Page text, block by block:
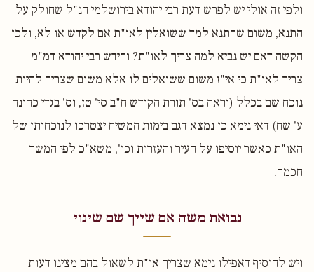
ולפי זה אולי יש לפרש דעת רבי יהודא בירושלמי הנ"ל שחולק על
התנא, משום שהתנא למד ששואלין לאו"ת אם לקדש או לא, ולכן
הקשה דאם יש נביא למה צריך לאו"ת? וחידש רבי יהודא דמ"מ
צריך לאו"ת כי אי"ז משום ששואלים לו אלא משום שצריך להיות
נוכח שם בכלל (וראה בס' תורת הקודש ח"ב סי' טז, וס' בגדי כהונה
ע' שח) דאי נימא כן נמצא דגם בימות המשיח יצטרכו לנוכחותן של
האו"ת כאשר יוסיפו על העיר והעזרות וכו', משא"כ לפי המשך
חכמה.
נבואת משה אם שייך שם שינוי
ויש להוסיף דאפילו נימא שצריך או"ת לשאול בהם מצינו דעות